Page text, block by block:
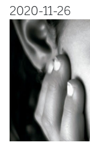
2020-11-26